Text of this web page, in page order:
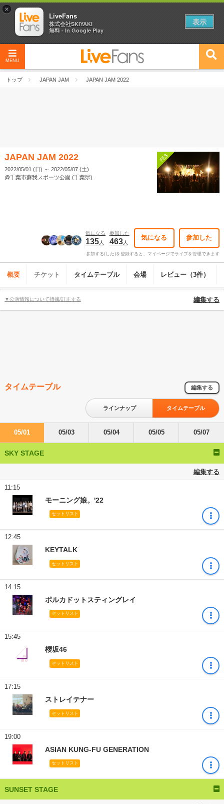
MENU
トップ JAPAN JAM JAPAN JAM 2022
JAPAN JAM 2022
2022/05/01 (日) ～ 2022/05/07 (土)
@千葉市蘇我スポーツ公園 (千葉県)
気になる
135人
参加した
463人
気になる 参加した
参加する(した)を登録すると、マイページでライブを管理できます
概要 チケット タイムテーブル 会場 レビュー（3件）
▼公演情報について指摘/訂正する 編集する
タイムテーブル 編集する
ラインナップ タイムテーブル
05/01 05/03 05/04 05/05 05/07
SKY STAGE
編集する
11:15
モーニング娘。'22
セットリスト
12:45
KEYTALK
セットリスト
14:15
ポルカドットスティングレイ
セットリスト
15:45
櫻坂46
セットリスト
17:15
ストレイテナー
セットリスト
19:00
ASIAN KUNG-FU GENERATION
セットリスト
SUNSET STAGE
×
LiveFans
株式会社SKIYAKI
無料 - In Google Play
表示